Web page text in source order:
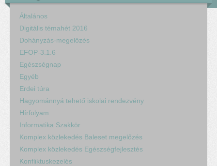
Általános
Digitális témahét 2016
Dohányzás-megelőzés
EFOP-3.1.6
Egészségnap
Egyéb
Erdei túra
Hagyománnyá tehető iskolai rendezvény
Hírfolyam
Informatika Szakkör
Komplex közlekedés Baleset megelőzés
Komplex közlekedés Egészségfejlesztés
Konfliktuskezelés